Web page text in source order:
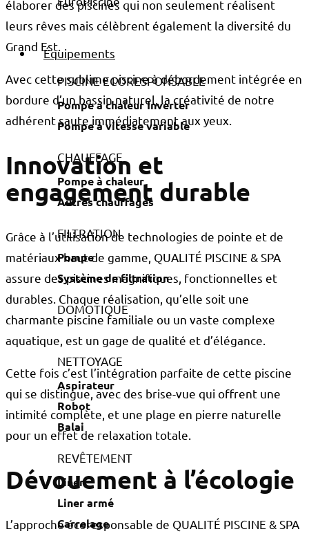
Équipements
PISCINE ECORESPONSABLE
Pompe à chaleur Inverter
Pompe à vitesse variable
CHAUFFAGE
Pompe à chaleur
Autres chauffages
FILTRATION
Pompe
Système de filtration
DOMOTIQUE
NETTOYAGE
Aspirateur
Robot
Balai
REVÊTEMENT
Liner
Liner armé
Carrelage
élaborer des piscines qui non seulement réalisent
leurs rêves mais célèbrent également la diversité du
Grand Est.
Avec cette sublime piscine à débordement intégrée en
bordure d’un bassin naturel, la créativité de notre
adhérent saute immédiatement aux yeux.
Innovation et
engagement durable
Grâce à l’utilisation de technologies de pointe et de
matériaux haut de gamme, QUALITÉ PISCINE & SPA
assure des piscines magnifiques, fonctionnelles et
durables. Chaque réalisation, qu’elle soit une
charmante piscine familiale ou un vaste complexe
aquatique, est un gage de qualité et d’élégance.
Cette fois c’est l’intégration parfaite de cette piscine
qui se distingue, avec des brise-vue qui offrent une
intimité complète, et une plage en pierre naturelle
pour un effet de relaxation totale.
Dévouement à l’écologie
L’approche écoresponsable de QUALITÉ PISCINE & SPA